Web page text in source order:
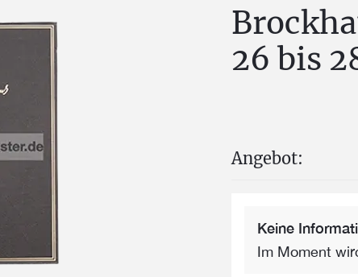
26 bis
Angebot:
Keine
Im Moment